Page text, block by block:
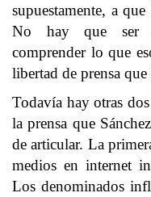
supuestamente, a
No hay que ser
comprender lo que
libertad de prensa
Todavía hay otras
la prensa que
de articular. La
medios en internet
Los denominados